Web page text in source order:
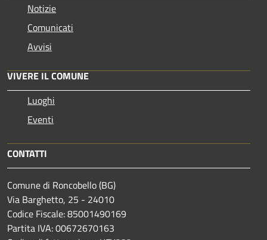
Notizie
Comunicati
Avvisi
VIVERE IL COMUNE
Luoghi
Eventi
CONTATTI
Comune di Roncobello (BG)
Via Barghetto, 25 - 24010
Codice Fiscale: 85001490169
Partita IVA: 00672670163